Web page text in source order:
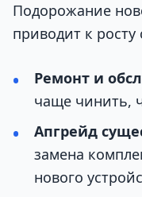
Подорожание
приводит к
Ремонт и
чаще чинить,
Апгрейд
замена
нового